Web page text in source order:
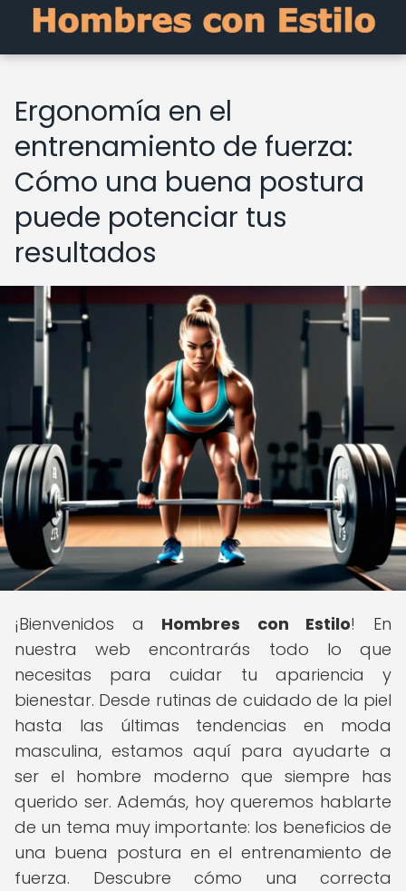
Ergonomía en el
entrenamiento de fuerza:
Cómo una buena postura
puede potenciar tus
resultados
¡Bienvenidos a Hombres con Estilo! En
nuestra web encontrarás todo lo que
necesitas para cuidar tu apariencia y
bienestar. Desde rutinas de cuidado de la piel
hasta las últimas tendencias en moda
masculina, estamos aquí para ayudarte a
ser el hombre moderno que siempre has
querido ser. Además, hoy queremos hablarte
de un tema muy importante: los beneficios de
una buena postura en el entrenamiento de
fuerza. Descubre cómo una correcta